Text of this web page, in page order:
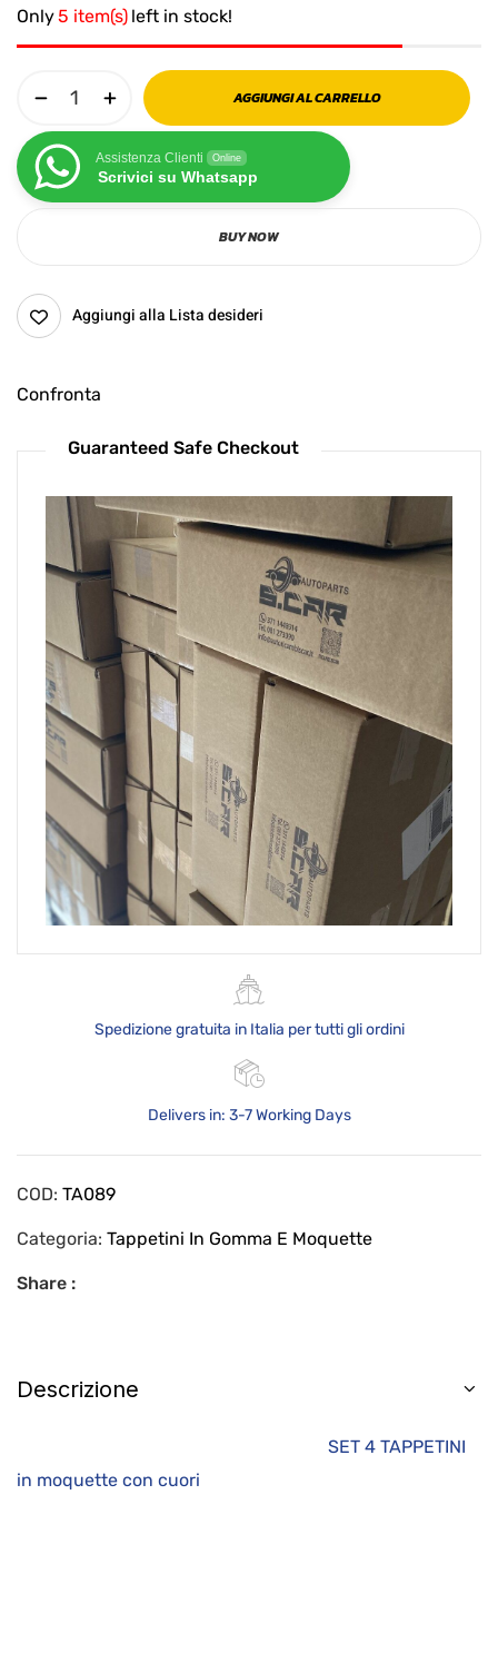
Only5 item(s) left in stock!
AGGIUNGI AL CARRELLO
Assistenza Clienti Online
Scrivici su Whatsapp
BUY NOW
Aggiungi alla Lista desideri
Confronta
Guaranteed Safe Checkout
Spedizione gratuita in Italia per tutti gli ordini
Delivers in: 3-7 Working Days
COD: TA089
Categoria: Tappetini In Gomma E Moquette
Share :
Descrizione
SET 4 TAPPETINI
in moquette con cuori